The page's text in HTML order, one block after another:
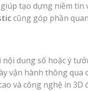
tạo dựng niềm
cũng góp phần
dung số hoặc ý
vận hành thông qua
và công nghệ in 3D